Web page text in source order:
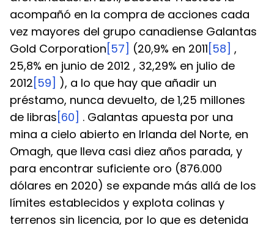
acompañó en la compra de acciones cada
vez mayores del grupo canadiense Galantas
Gold Corporation [57] (20,9% en 2011 [58] ,
25,8% en junio de 2012 , 32,29% en julio de
2012 [59]
), a lo que hay que añadir un
préstamo, nunca devuelto, de 1,25 millones
de libras [60] . Galantas apuesta por una
mina a cielo abierto en Irlanda del Norte, en
Omagh, que lleva casi diez años parada, y
para encontrar suficiente oro (876.000
dólares en 2020) se expande más allá de los
límites establecidos y explota colinas y
terrenos sin licencia, por lo que es detenida